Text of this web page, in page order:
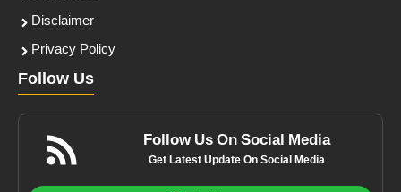
Disclaimer
Privacy Policy
Follow Us
Follow Us On Social Media
Get Latest Update On Social Media